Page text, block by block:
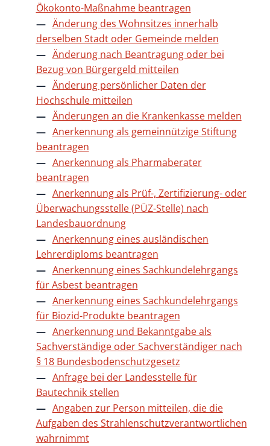
Ökokonto-Maßnahme beantragen
Änderung des Wohnsitzes innerhalb
derselben Stadt oder Gemeinde melden
Änderung nach Beantragung oder bei
Bezug von Bürgergeld mitteilen
Änderung persönlicher Daten der
Hochschule mitteilen
Änderungen an die Krankenkasse melden
Anerkennung als gemeinnützige Stiftung
beantragen
Anerkennung als Pharmaberater
beantragen
Anerkennung als Prüf-, Zertifizierung- oder
Überwachungsstelle (PÜZ-Stelle) nach
Landesbauordnung
Anerkennung eines ausländischen
Lehrerdiploms beantragen
Anerkennung eines Sachkundelehrgangs
für Asbest beantragen
Anerkennung eines Sachkundelehrgangs
für Biozid-Produkte beantragen
Anerkennung und Bekanntgabe als
Sachverständige oder Sachverständiger nach
§ 18 Bundesbodenschutzgesetz
Anfrage bei der Landesstelle für
Bautechnik stellen
Angaben zur Person mitteilen, die die
Aufgaben des Strahlenschutzverantwortlichen
wahrnimmt